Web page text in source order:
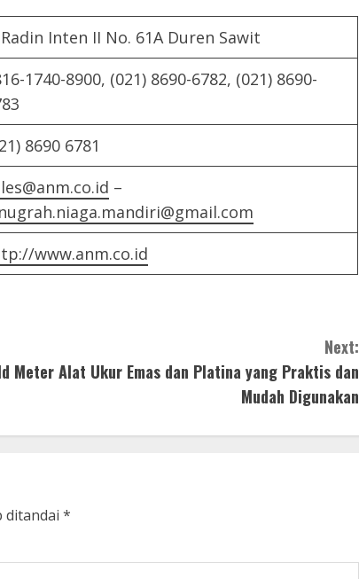
Radin Inten II No. 61A Duren Sawit
1740-8900, (021) 8690-6782, (021) 8690-
8690 6781
–
www.anm.co.id
Next:
Meter Alat Ukur Emas dan Platina yang Praktis dan
Mudah Digunakan
ditandai *